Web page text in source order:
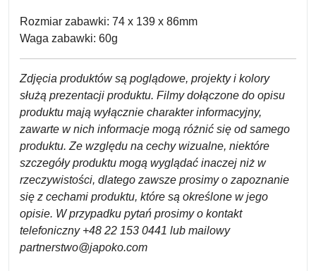
Rozmiar zabawki: 74 x 139 x 86mm
Waga zabawki: 60g
Zdjęcia produktów są poglądowe, projekty i kolory
służą prezentacji produktu. Filmy dołączone do opisu
produktu mają wyłącznie charakter informacyjny,
zawarte w nich informacje mogą różnić się od samego
produktu. Ze względu na cechy wizualne, niektóre
szczegóły produktu mogą wyglądać inaczej niż w
rzeczywistości, dlatego zawsze prosimy o zapoznanie
się z cechami produktu, które są określone w jego
opisie. W przypadku pytań prosimy o kontakt
telefoniczny +48 22 153 0441 lub mailowy
partnerstwo@japoko.com